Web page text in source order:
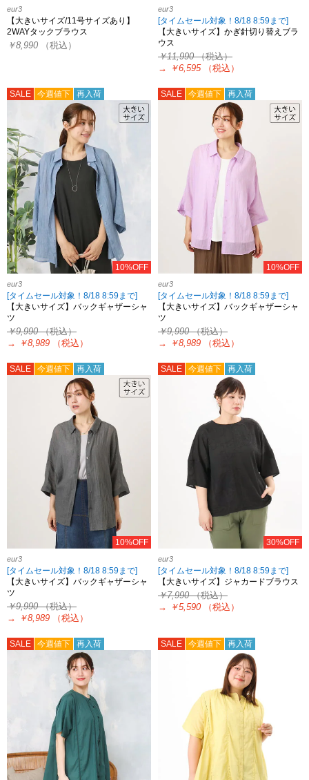
eur3
【大きいサイズ/11号サイズあり】
2WAYタックブラウス
￥8,990 （税込）
eur3
[タイムセール対象！8/18 8:59まで]
【大きいサイズ】かぎ針切り替えブラ
ウス
￥11,990（税込）
→
￥6,595 （税込）
SALE 今週値下 再入荷
10%OFF
eur3
[タイムセール対象！8/18 8:59まで]
【大きいサイズ】バックギャザーシャ
ツ
￥9,990（税込）
→
￥8,989 （税込）
SALE 今週値下 再入荷
10%OFF
eur3
[タイムセール対象！8/18 8:59まで]
【大きいサイズ】バックギャザーシャ
ツ
￥9,990（税込）
→
￥8,989 （税込）
SALE 今週値下 再入荷
10%OFF
eur3
[タイムセール対象！8/18 8:59まで]
【大きいサイズ】バックギャザーシャ
ツ
￥9,990（税込）
→
￥8,989 （税込）
SALE 今週値下 再入荷
30%OFF
eur3
[タイムセール対象！8/18 8:59まで]
【大きいサイズ】ジャカードブラウス
￥7,990（税込）
→
￥5,590 （税込）
SALE 今週値下 再入荷 SALE 今週値下 再入荷